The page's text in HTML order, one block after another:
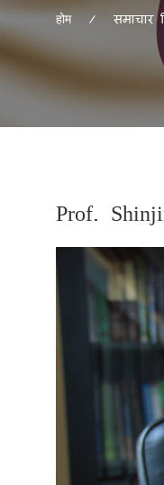
होम समाचार
Prof.